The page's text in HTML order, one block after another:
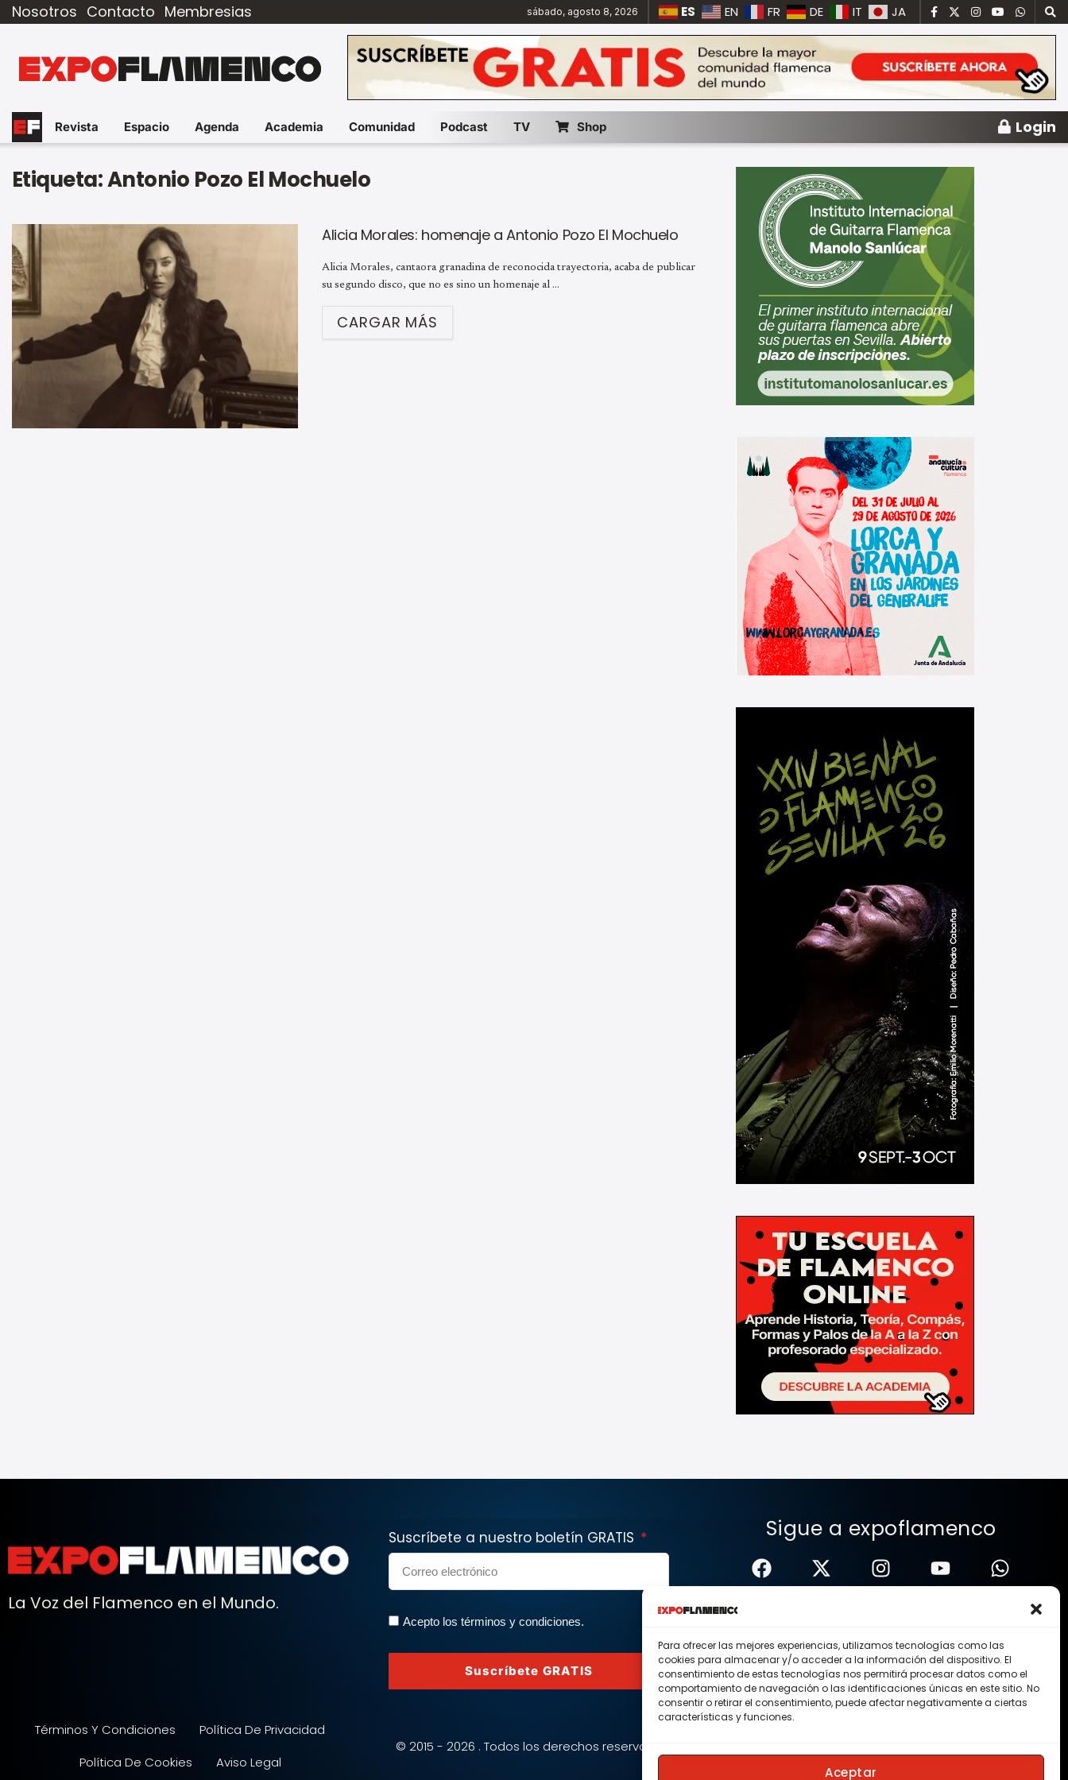
Para ofrecer las mejores experiencias, utilizamos tecnologías como las
cookies para almacenar y/o acceder a la información del dispositivo. El
consentimiento de estas tecnologías nos permitirá procesar datos como el
comportamiento de navegación o las identificaciones únicas en este sitio. No
consentir o retirar el consentimiento, puede afectar negativamente a ciertas
características y funciones.
Aceptar
Nosotros Contacto Membresias sábado, agosto 8, 2026 ES EN FR DE IT JA
Revista Espacio Agenda Academia Comunidad Podcast TV Shop Login
Etiqueta:Antonio Pozo El Mochuelo
Alicia Morales: homenaje a Antonio Pozo El Mochuelo
Alicia Morales, cantaora granadina de reconocida trayectoria, acaba de publicar
su segundo disco, que no es sino un homenaje al ...
CARGAR MÁS
La Voz del Flamenco en el Mundo.
Suscríbete a nuestro boletín GRATIS
Acepto los términos y condiciones.
Suscríbete GRATIS
Sigue a expoflamenco
Términos Y Condiciones
Política De Privacidad
Política De Cookies
Aviso Legal
© 2015 - 2026 . Todos los derechos reservados.